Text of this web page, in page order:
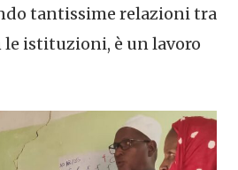
tantissime relazioni tra
le istituzioni, è un lavoro